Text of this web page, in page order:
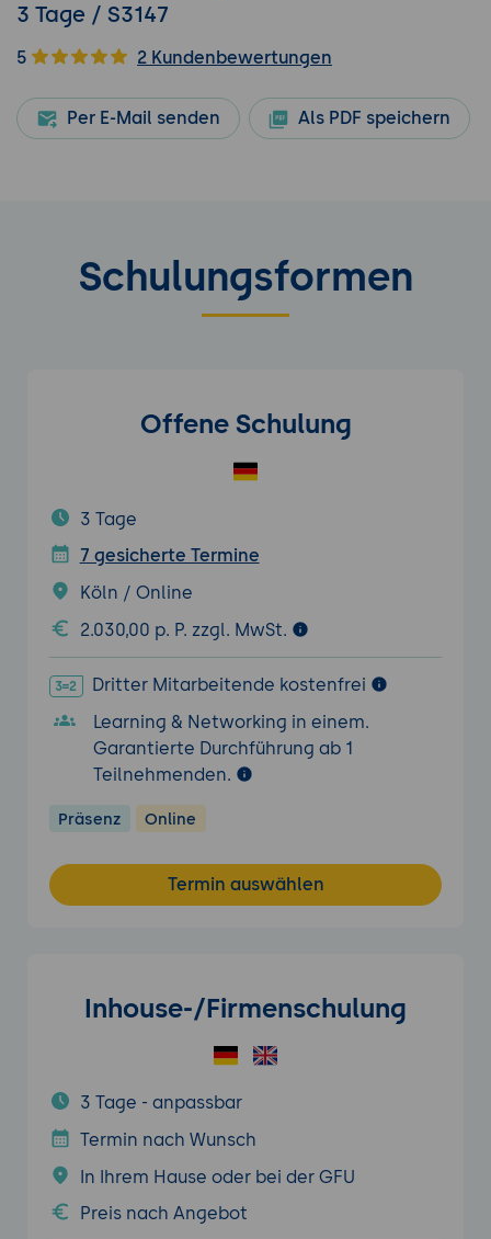
3 Tage / S3147
5 2 Kundenbewertungen
Per E-Mail senden Als PDF speichern
Schulungsformen
Offene Schulung
3 Tage
7 gesicherte Termine
Köln / Online
2.030,00 p. P. zzgl. MwSt.
Dritter Mitarbeitende kostenfrei
Learning & Networking in einem.
Garantierte Durchführung ab 1
Teilnehmenden.
Präsenz Online
Termin auswählen
Inhouse-/Firmenschulung
3 Tage - anpassbar
Termin nach Wunsch
In Ihrem Hause oder bei der GFU
Preis nach Angebot